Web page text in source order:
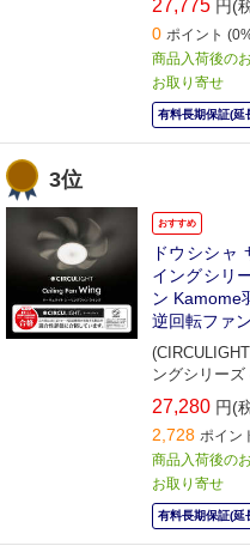
27,775 円(
0 ポイント
商品入荷後の
お取り寄せ
有料長期保証(延
3位
おすすめ
ドウシシャ
イングシリ
ン Kamome
逆回転ファ
ングシリー
「
27,280 円(
2,728 ポイン
商品入荷後の
お取り寄せ
有料長期保証(延